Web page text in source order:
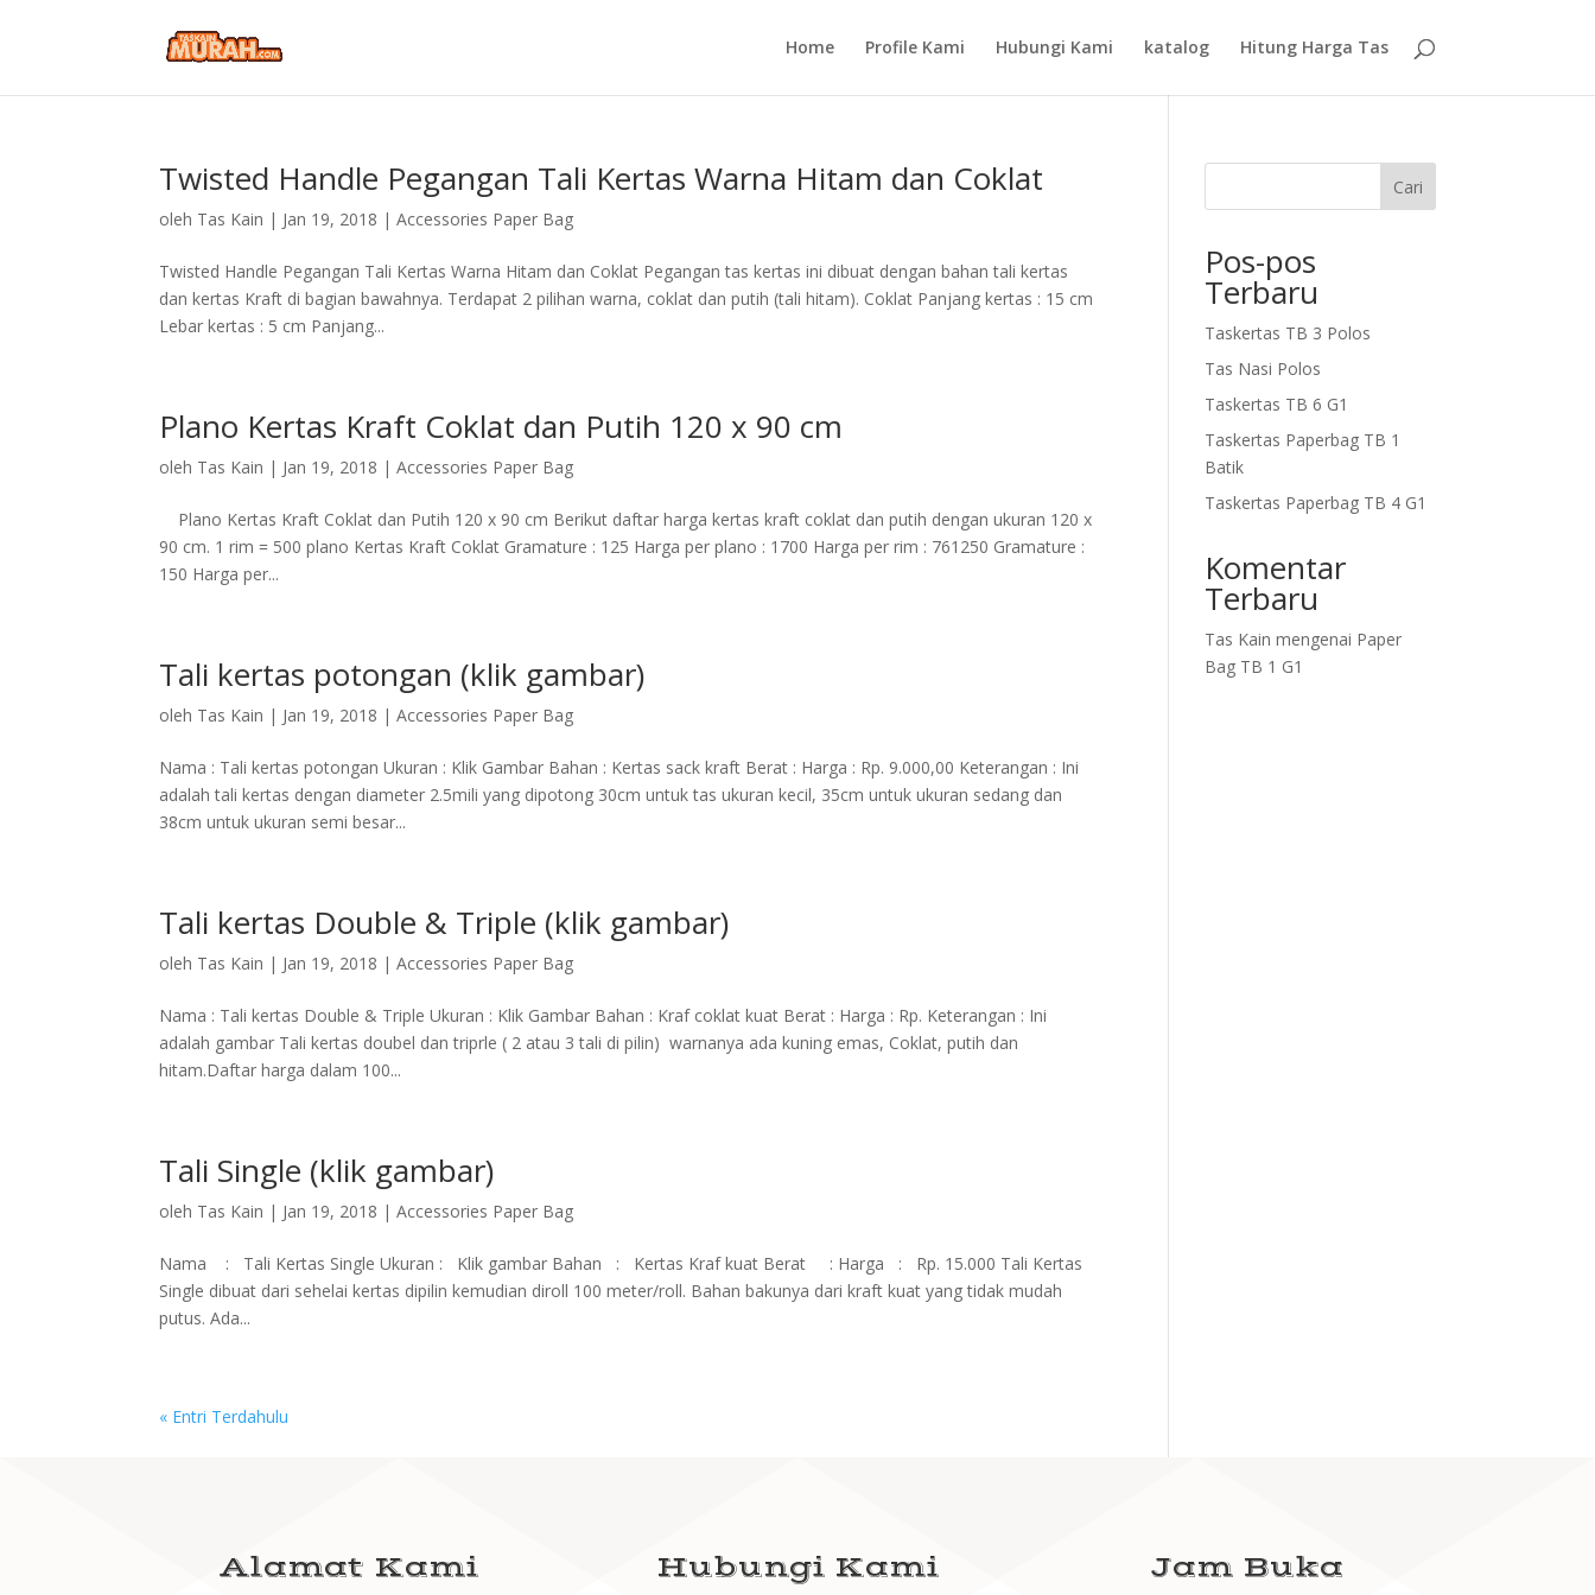
Home Profile Kami Hubungi Kami katalog Hitung Harga Tas
Twisted Handle Pegangan Tali Kertas Warna Hitam dan Coklat
oleh Tas Kain | Jan 19, 2018 |Accessories Paper Bag
Twisted Handle Pegangan Tali Kertas Warna Hitam dan Coklat Pegangan tas kertas ini dibuat dengan bahan tali kertas
dan kertas Kraft di bagian bawahnya. Terdapat 2 pilihan warna, coklat dan putih (tali hitam). Coklat Panjang kertas : 15 cm
Lebar kertas : 5 cm Panjang...
Plano Kertas Kraft Coklat dan Putih 120 x 90 cm
oleh Tas Kain | Jan 19, 2018 |Accessories Paper Bag
Plano Kertas Kraft Coklat dan Putih 120 x 90 cm Berikut daftar harga kertas kraft coklat dan putih dengan ukuran 120 x
90 cm. 1 rim = 500 plano Kertas Kraft Coklat Gramature : 125 Harga per plano : 1700 Harga per rim : 761250 Gramature :
150 Harga per...
Tali kertas potongan (klik gambar)
oleh Tas Kain | Jan 19, 2018 |Accessories Paper Bag
Nama : Tali kertas potongan Ukuran : Klik Gambar Bahan : Kertas sack kraft Berat : Harga : Rp. 9.000,00 Keterangan : Ini
adalah tali kertas dengan diameter 2.5mili yang dipotong 30cm untuk tas ukuran kecil, 35cm untuk ukuran sedang dan
38cm untuk ukuran semi besar...
Tali kertas Double & Triple (klik gambar)
oleh Tas Kain | Jan 19, 2018 |Accessories Paper Bag
Nama : Tali kertas Double & Triple Ukuran : Klik Gambar Bahan : Kraf coklat kuat Berat : Harga : Rp. Keterangan : Ini
adalah gambar Tali kertas doubel dan triprle ( 2 atau 3 tali di pilin) warnanya ada kuning emas, Coklat, putih dan
hitam.Daftar harga dalam 100...
Tali Single (klik gambar)
oleh Tas Kain | Jan 19, 2018 |Accessories Paper Bag
Nama : Tali Kertas Single Ukuran : Klik gambar Bahan : Kertas Kraf kuat Berat : Harga : Rp. 15.000 Tali Kertas
Single dibuat dari sehelai kertas dipilin kemudian diroll 100 meter/roll. Bahan bakunya dari kraft kuat yang tidak mudah
putus. Ada...
« Entri Terdahulu
Cari
Pos-pos
Terbaru
Taskertas TB 3 Polos
Tas Nasi Polos
Taskertas TB 6 G1
Taskertas Paperbag TB 1
Batik
Taskertas Paperbag TB 4 G1
Komentar
Terbaru
Tas Kain mengenai Paper
Bag TB 1 G1
Alamat Kami Hubungi Kami Jam Buka